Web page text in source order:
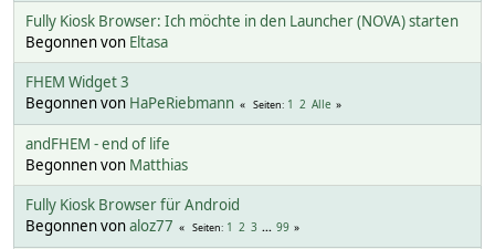
Fully Kiosk Browser: Ich möchte in den Launcher (NOVA) starten
Begonnen von Eltasa
FHEM Widget 3
Begonnen von HaPeRiebmann Seiten 1 2 Alle
andFHEM - end of life
Begonnen von Matthias
Fully Kiosk Browser für Android
Begonnen vonaloz77 Seiten 1 2 3 ... 99